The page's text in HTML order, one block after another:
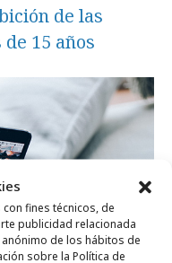
fines técnicos, de
publicidad relacionada
de los hábitos de
sobre la Política de
de las
15 años